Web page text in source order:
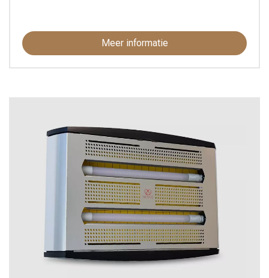
Meer informatie